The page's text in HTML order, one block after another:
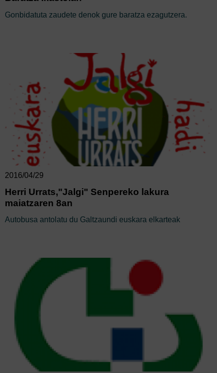
Gonbidatuta zaudete denok gure baratza ezagutzera.
2016/04/29
Herri Urrats,"Jalgi" Senpereko lakura
maiatzaren 8an
Autobusa antolatu du Galtzaundi euskara elkarteak